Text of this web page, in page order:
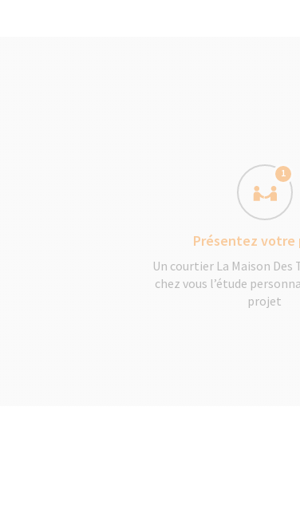
1
Présentez votre
Un courtier La Maison Des
chez vous l’étude
projet